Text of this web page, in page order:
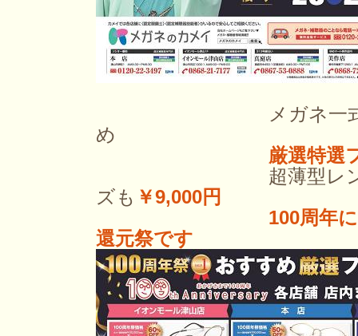
メガネ一式
め
厳選特
超薄型レンズも
ズも ￥9,000円
100周年
還元祭です